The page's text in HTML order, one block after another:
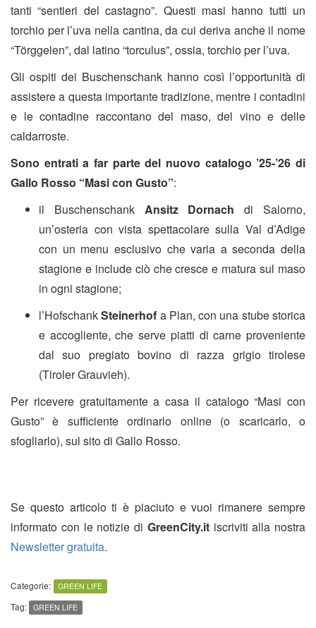
tanti “sentieri del castagno”. Questi masi hanno tutti un
torchio per l’uva nella cantina, da cui deriva anche il nome
“Törggelen”, dal latino “torculus”, ossia, torchio per l’uva.
Gli ospiti dei Buschenschank hanno così l’opportunità di
assistere a questa importante tradizione, mentre i contadini
e le contadine raccontano del maso, del vino e delle
caldarroste.
Sono entrati a far parte del nuovo catalogo ’25-’26 di
Gallo Rosso “Masi con Gusto”:
il Buschenschank Ansitz Dornach di Salorno,
un’osteria con vista spettacolare sulla Val d’Adige
con un menu esclusivo che varia a seconda della
stagione e include ciò che cresce e matura sul maso
in ogni stagione;
l’HofschankSteinerhof a Plan, con una stube storica
e accogliente, che serve piatti di carne proveniente
dal suo pregiato bovino di razza grigio tirolese
(Tiroler Grauvieh).
Per ricevere gratuitamente a casa il catalogo “Masi con
Gusto” è sufficiente ordinarlo online (o scaricarlo, o
sfogliarlo), sul sito di Gallo Rosso.
Se questo articolo ti è piaciuto e vuoi rimanere sempre
informato con le notizie di GreenCity.itiscriviti alla nostra
Newsletter gratuita.
Categorie: GREEN LIFE
Tag: GREEN LIFE